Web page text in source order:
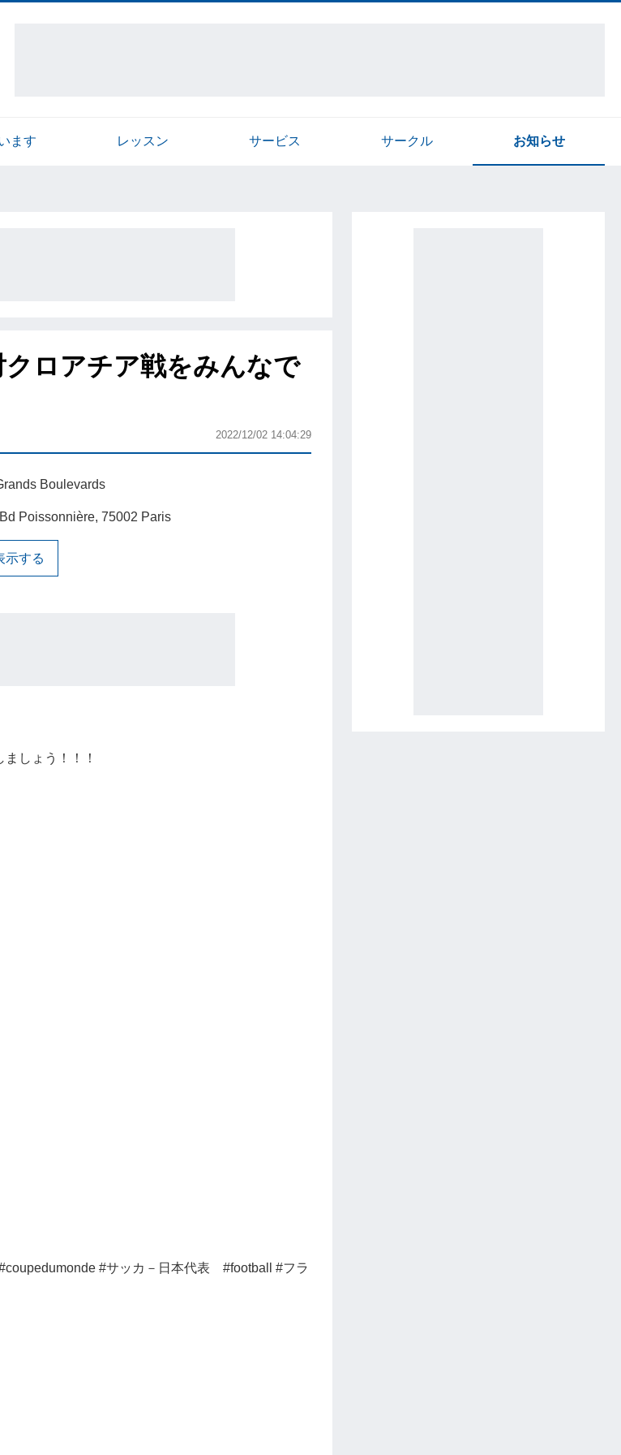
ます レッスン サービス サークル お知らせ
ロアチア戦をみんなで
2022/12/02 14:04:29
Boulevards
Poissonnière, 75002 Paris
示する
しょう！！！
#サッカ－日本代表 #football #フラ